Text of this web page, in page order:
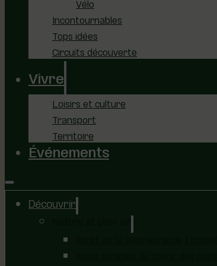
Vélo
Incontournables
Tops idées
Circuits découverte
Vivre
Loisirs et culture
Transport
Territoire
Événements
Découvrir